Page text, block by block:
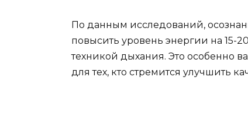
По данным исследований,
повысить уровень энергии на 15-
техникой дыхания. Это особенно
для тех, кто стремится улучшить